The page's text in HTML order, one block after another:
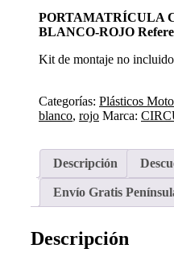
PORTAMATRÍCULA
BLANCO-ROJO
Kit de montaje no incluido
Categorías: Plásticos Moto
blanco, rojo Marca:
Descripción
Envío Gratis
Descripción